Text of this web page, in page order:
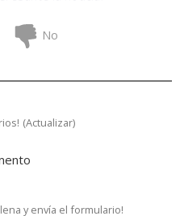
No
(Actualizar)
y envía el formulario!